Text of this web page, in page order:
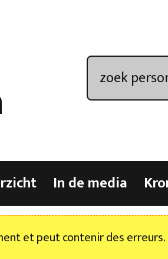
In de media
et peut contenir des erreurs.